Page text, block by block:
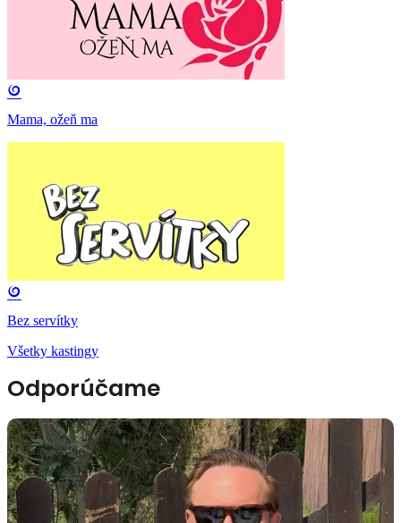
Mama, ožeň ma
Bez servítky
Všetky kastingy
Odporúčame